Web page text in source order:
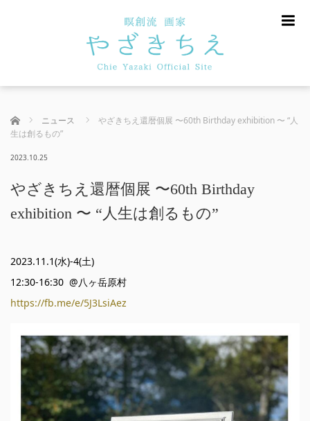
ホーム ニュース
やざきちえ還暦個展 〜60th Birthday exhibition 〜 “人
生は創るもの”
2023.10.25
やざきちえ還暦個展 〜60th Birthday
exhibition 〜 “人生は創るもの”
2023.11.1(水)-4(土)
12:30-16:30 @八ヶ岳原村
https://fb.me/e/5J3LsiAez